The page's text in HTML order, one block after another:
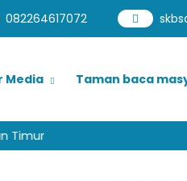
082264617072
Media Taman baca
Timur